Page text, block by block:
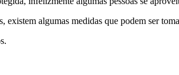
algumas medidas que podem ser